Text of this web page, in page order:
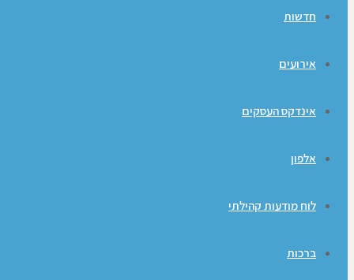
חדשות
אירועים
אינדקס העסקים
אלפון
לוח מודעות קהילתי
ברכות